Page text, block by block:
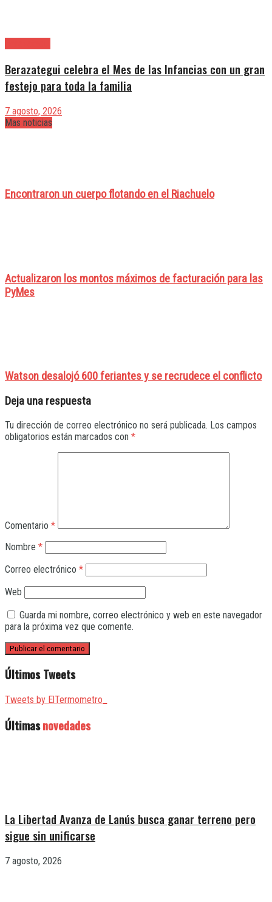
Berazategui celebra el Mes de las Infancias con un gran
festejo para toda la familia
7 agosto, 2026
Mas noticias
Encontraron un cuerpo flotando en el Riachuelo
Actualizaron los montos máximos de facturación para las
PyMes
Watson desalojó 600 feriantes y se recrudece el conflicto
Deja una respuesta
Tu dirección de correo electrónico no será publicada. Los campos
obligatorios están marcados con *
Comentario *
Nombre *
Correo electrónico *
Web
Guarda mi nombre, correo electrónico y web en este navegador
para la próxima vez que comente.
Últimos Tweets
Tweets by ElTermometro_
Últimasnovedades
La Libertad Avanza de Lanús busca ganar terreno pero
sigue sin unificarse
7 agosto, 2026